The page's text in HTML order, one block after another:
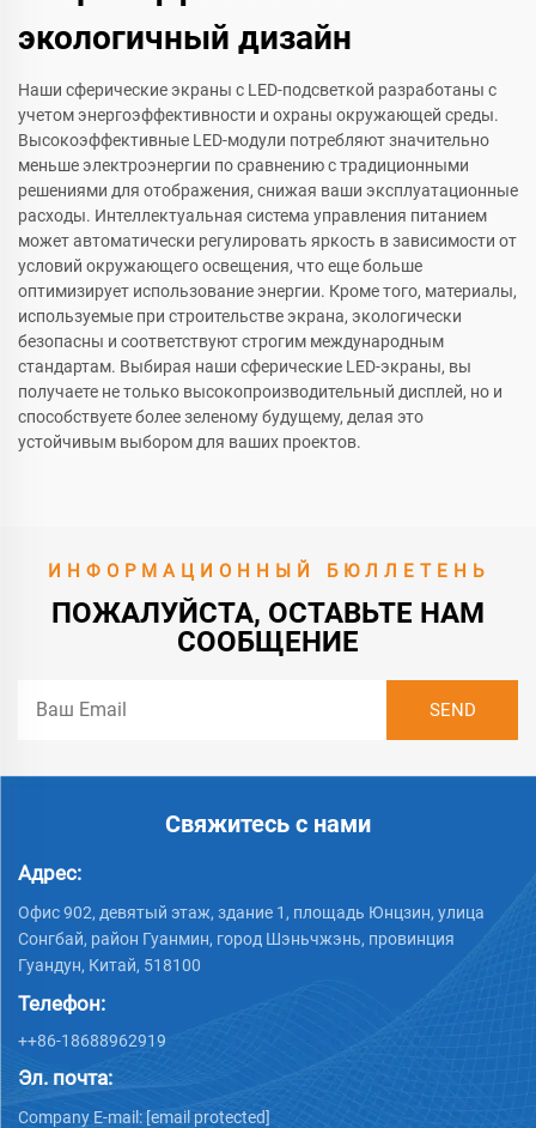
экологичный дизайн
Наши сферические экраны с LED-подсветкой разработаны с
учетом энергоэффективности и охраны окружающей среды.
Высокоэффективные LED-модули потребляют значительно
меньше электроэнергии по сравнению с традиционными
решениями для отображения, снижая ваши эксплуатационные
расходы. Интеллектуальная система управления питанием
может автоматически регулировать яркость в зависимости от
условий окружающего освещения, что еще больше
оптимизирует использование энергии. Кроме того, материалы,
используемые при строительстве экрана, экологически
безопасны и соответствуют строгим международным
стандартам. Выбирая наши сферические LED-экраны, вы
получаете не только высокопроизводительный дисплей, но и
способствуете более зеленому будущему, делая это
устойчивым выбором для ваших проектов.
ИНФОРМАЦИОННЫЙ БЮЛЛЕТЕНЬ
ПОЖАЛУЙСТА, ОСТАВЬТЕ НАМ
СООБЩЕНИЕ
Свяжитесь с нами
Адрес:
Офис 902, девятый этаж, здание 1, площадь Юнцзин, улица
Сонгбай, район Гуанмин, город Шэньчжэнь, провинция
Гуандун, Китай, 518100
Телефон:
++86-18688962919
Эл. почта:
Company E-mail: [email protected]